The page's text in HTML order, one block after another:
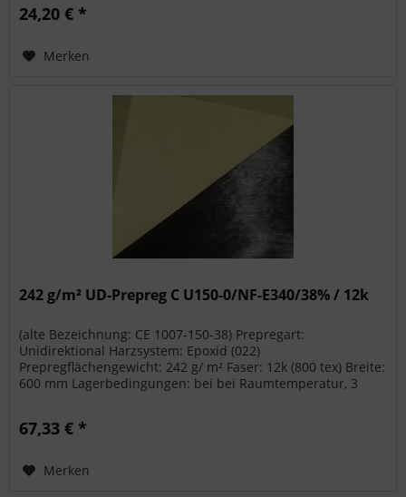
24,20 € *
Merken
242 g/m² UD-Prepreg C U150-0/NF-E340/38% / 12k
(alte Bezeichnung: CE 1007-150-38) Prepregart:
Unidirektional Harzsystem: Epoxid (022)
Prepregflächengewicht: 242 g/ m² Faser: 12k (800 tex) Breite:
600 mm Lagerbedingungen: bei bei Raumtemperatur, 3
67,33 € *
Merken